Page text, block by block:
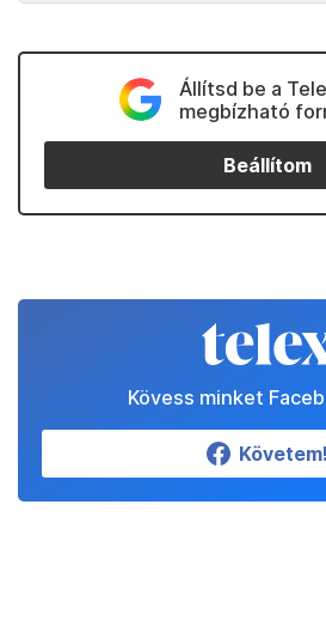
Állítsd be a
megbízható
Beállítom
Kövess minket
Követem!